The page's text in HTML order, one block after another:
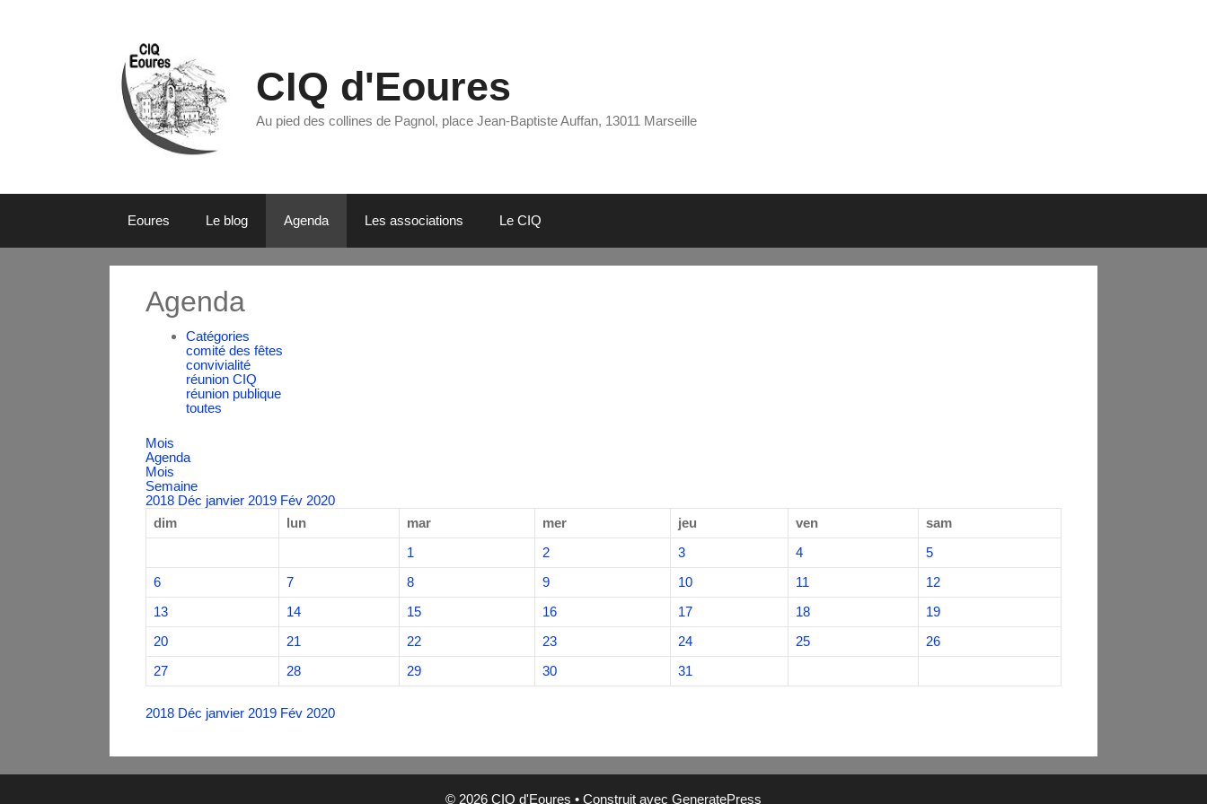
CIQ d'Eoures
Au pied des collines de Pagnol, place Jean-Baptiste Auffan, 13011 Marseille
Eoures Le blog Agenda Les associations Le CIQ
Agenda
Catégories
comité des fêtes
convivialité
réunion CIQ
réunion publique
toutes
Mois
Agenda
Mois
Semaine
2018 Déc janvier 2019 Fév 2020
dim
lun mar mer jeu ven
sam
1
2 3 4
5
6
7 8 9 10 11
12
13
14 15 16 17 18
19
20
21 22 23 24 25
26
27
28 29 30 31
2018 Déc janvier 2019 Fév 2020
© 2026 CIQ d'Eoures • Construit avec GeneratePress